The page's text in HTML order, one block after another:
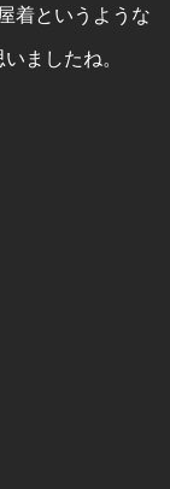
着というような
ましたね。